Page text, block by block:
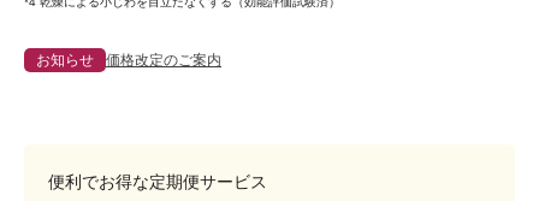
お知らせ 価格改定のご案内
便利でお得な定期便サービス